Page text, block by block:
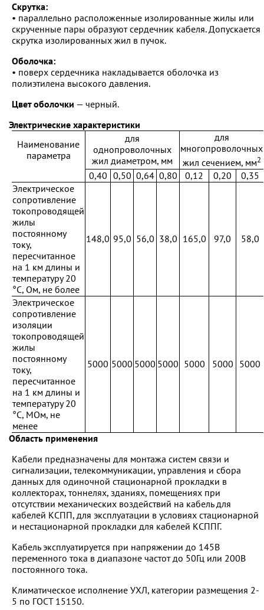
Скрутка:
• параллельно расположенные изолированные жилы или
скрученные пары образуют сердечник кабеля. Допускается
скрутка изолированных жил в пучок.
Оболочка:
• поверх сердечника накладывается оболочка из
полиэтилена высокого давления.
Цвет оболочки — черный.
Электрические характеристики
Наименование
параметра
для
однопроволочных
жил диаметром, мм
для
многопроволочных
жил сечением, мм2
0,40 0,50 0,64 0,80 0,12 0,20
0,35
Электрическое
сопротивление
токопроводящей
жилы
постоянному
току,
пересчитанное
на 1 км длины и
температуру 20
°С, Ом, не более
148,0 95,0 56,0 38,0 165,0 97,0 58,0
Электрическое
сопротивление
изоляции
токопроводящей
жилы
постоянному
току,
пересчитанное
на 1 км длины и
температуру 20
°С, МОм, не
менее
5000 5000 5000 5000 5000 5000 5000
Область применения
Кабели предназначены для монтажа систем связи и
сигнализации, телекоммуникации, управления и сбора
данных для одиночной стационарной прокладки в
коллекторах, тоннелях, зданиях, помещениях при
отсутствии механических воздействий на кабель для
кабелей КСПП, для эксплуатации в условиях стационарной
и нестационарной прокладки для кабелей КСППГ.
Кабель эксплуатируется при напряжении до 145В
переменного тока в диапазоне частот до 50Гц или 200В
постоянного тока.
Климатическое исполнение УХЛ, категории размещения 2-
5 по ГОСТ 15150.